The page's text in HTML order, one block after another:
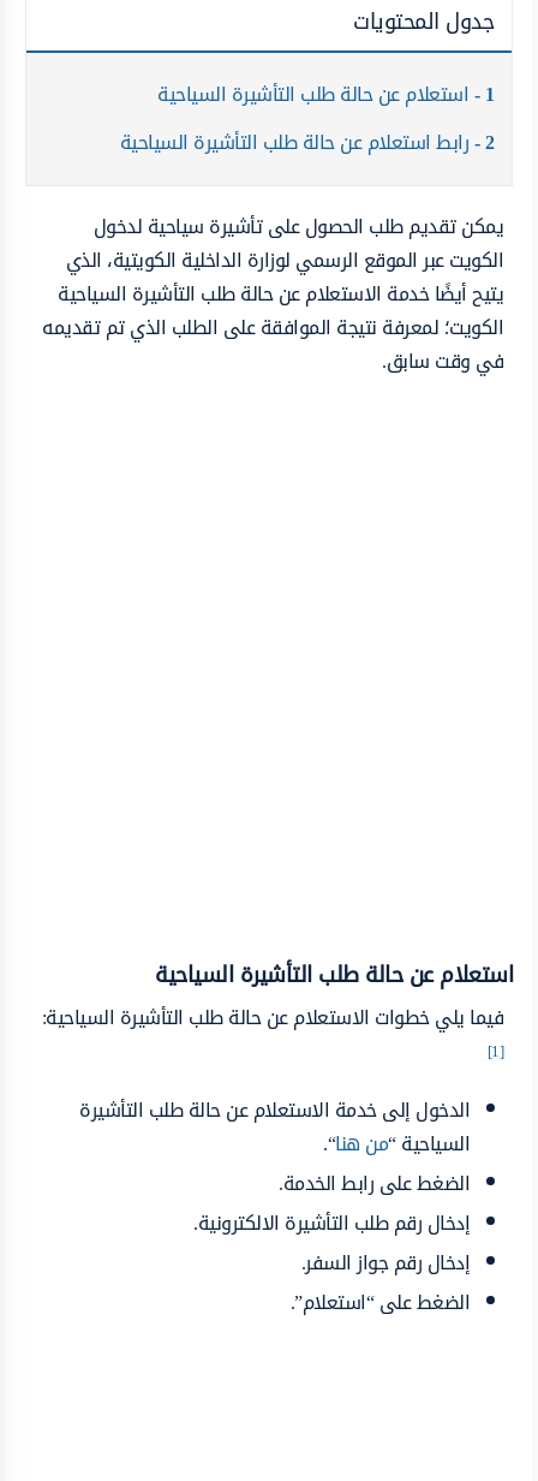
جدول المحتويات
1 استعلام عن حالة طلب التأشيرة السياحية
2 رابط استعلام عن حالة طلب التأشيرة السياحية
يمكن تقديم طلب الحصول على تأشيرة سياحية لدخول
الكويت عبر الموقع الرسمي لوزارة الداخلية الكويتية، الذي
يتيح أيضًا خدمة الاستعلام عن حالة طلب التأشيرة السياحية
الكويت؛ لمعرفة نتيجة الموافقة على الطلب الذي تم تقديمه
في وقت سابق.
استعلام عن حالة طلب التأشيرة السياحية
فيما يلي خطوات الاستعلام عن حالة طلب التأشيرة السياحية:
[1]
الدخول إلى خدمة الاستعلام عن حالة طلب التأشيرة
السياحية “من هنا“.
الضغط على رابط الخدمة.
إدخال رقم طلب التأشيرة الالكترونية.
إدخال رقم جواز السفر.
الضغط على “استعلام”.